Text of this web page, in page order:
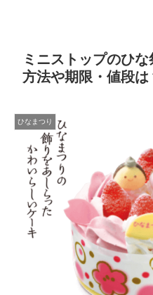
ミニストップのひ
方法や期限・値段は
ひなまつり